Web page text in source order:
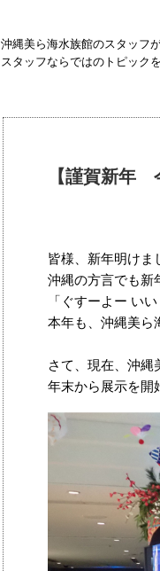
沖縄美ら海水族館のスタッフ
スタッフならではのトピック
【謹賀新年
皆様、新年明けま
沖縄の方言でも新
「ぐすーよー い
本年も、沖縄美ら
さて、現在、沖縄
年末から展示を開